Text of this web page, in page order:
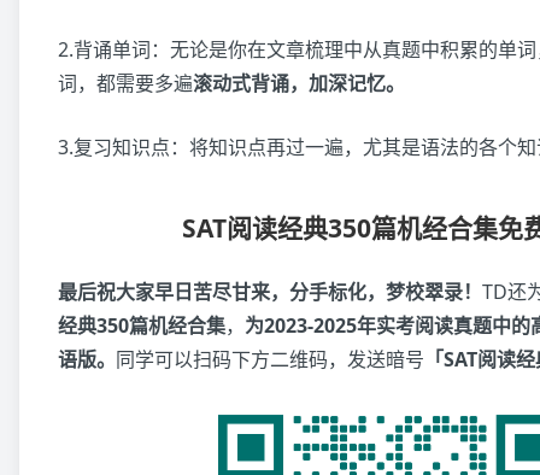
2.背诵单词：无论是你在文章梳理中从真题中积累的单
词，都需要多遍滚动式背诵，加深记忆。
3.复习知识点：将知识点再过一遍，尤其是语法的各个
SAT阅读经典350篇机经合集免
最后祝大家早日苦尽甘来，分手标化，梦校翠录！ TD还
经典350篇机经合集， 为2023-2025年实考阅读真题中的
语版。 同学可以扫码下方二维码，发送暗号 「SAT阅读